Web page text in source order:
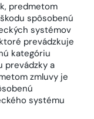
predmetom
spôsobenú
systémov
prevádzkuje
kategóriu
prevádzky a
zmluvy je
systému